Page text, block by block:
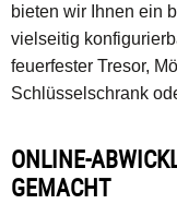
bieten wir Ihnen ein
vielseitig
feuerfester Tresor,
Schlüsselschrank
ONLINE-
GEMACHT